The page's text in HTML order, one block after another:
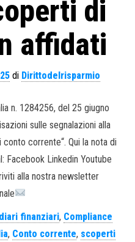
di
affidati
di Dirittodelrisparmio
n. 1284256, del 25 giugno
sulle segnalazioni alla
corrente“. Qui la nota di
Facebook Linkedin Youtube
alla nostra newsletter
finanziari, Compliance
, Conto corrente, scoperti